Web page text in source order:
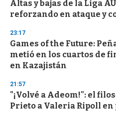
Altas y bajas de la Liga
reforzando en ataque y
23:17
Games of the Future:
metió en los cuartos de
en Kazajistán
21:57
"¡Volvé a Adeom!": el
Prieto a Valeria Ripoll en